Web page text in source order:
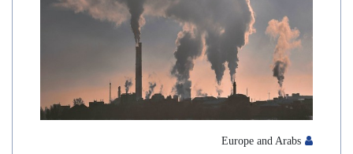
Europe and Arabs